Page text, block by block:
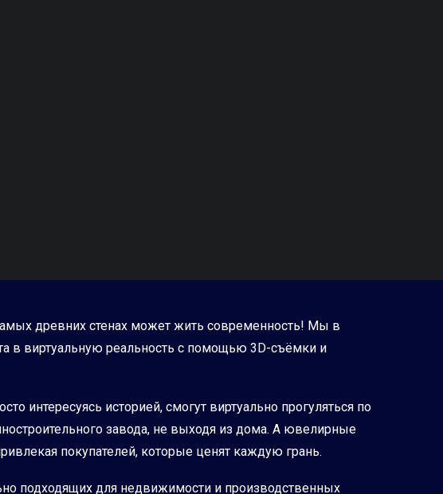
древних стенах может жить современность! Мы в
в виртуальную реальность с помощью 3D-съёмки и
интересуясь историей, смогут виртуально прогуляться по
завода, не выходя из дома. А ювелирные
покупателей, которые ценят каждую грань.
подходящих для недвижимости и производственных